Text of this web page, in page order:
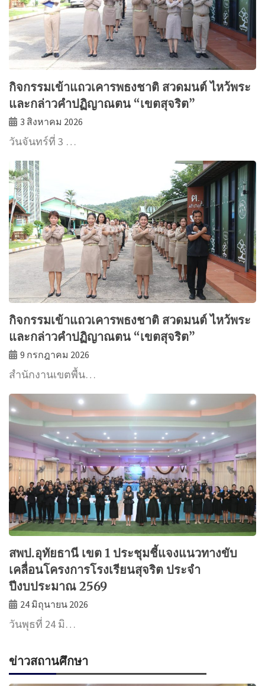
กิจกรรมเข้าแถวเคารพธงชาติ สวดมนต์ ไหว้พระ
และกล่าวคำปฏิญาณตน “เขตสุจริต”
3 สิงหาคม 2026
วันจันทร์ที่ 3 …
กิจกรรมเข้าแถวเคารพธงชาติ สวดมนต์ ไหว้พระ
และกล่าวคำปฏิญาณตน “เขตสุจริต”
9 กรกฎาคม 2026
สำนักงานเขตพื้น…
สพป.อุทัยธานี เขต 1 ประชุมชี้แจงแนวทางขับ
เคลื่อนโครงการโรงเรียนสุจริต ประจำ
ปีงบประมาณ 2569
24 มิถุนายน 2026
วันพุธที่ 24 มิ…
ข่าวสถานศึกษา